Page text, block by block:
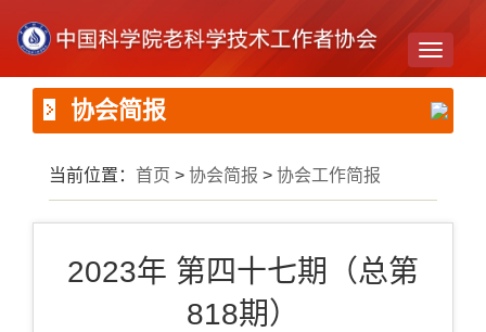
Toggle
协会简报
当前位置： 首页 > 协会简报 > 协会工作简报
2023年 第四十七期（总第
818期）